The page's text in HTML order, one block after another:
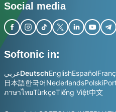
Social media
Softonic in:
عربيDeutschEnglishEspañol
日本語한국어NederlandsPolski
ภาษาไทยTürkçeTiếng Việt中文